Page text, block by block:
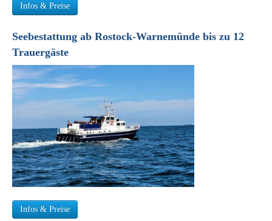
Infos & Preise
Seebestattung ab Rostock-Warnemünde bis zu 12
Trauergäste
Infos & Preise